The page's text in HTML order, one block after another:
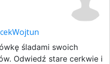
śladami swoich
Odwiedź stare cerkwie i